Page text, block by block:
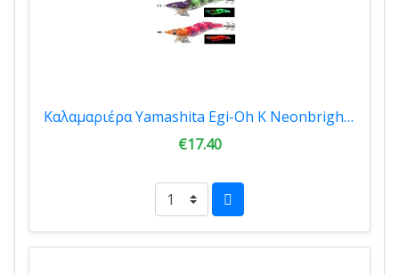
Καλαμαριέρα Yamashita Egi-Oh K Neonbright #3.5 YA.10EKNB-073
€17.40